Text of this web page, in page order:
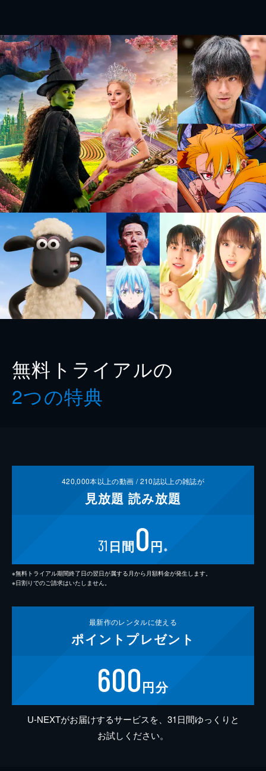
無料トライアルの
2つの特典
420,000本以上の動画 /210誌以上の雑誌が
見放題 読み放題
31 日間0円 ※
※無料トライアル期間終了日の翌日が属する月から月額料金が発生します。
※日割りでのご請求はいたしません。
最新作のレンタルに使える
ポイント プレゼント
600円分
U-NEXTがお届けするサービスを、31日間ゆっくりと
お試しください。